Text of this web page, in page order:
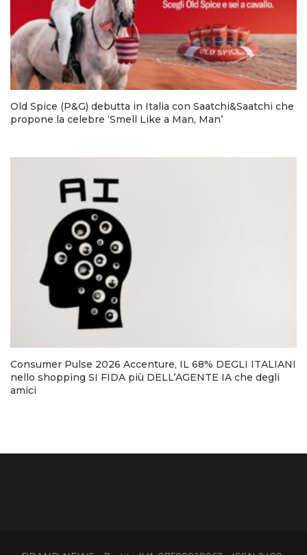
Old Spice (P&G) debutta in Italia con Saatchi&Saatchi che
propone la celebre ‘Smell Like a Man, Man’
Consumer Pulse 2026 Accenture, IL 68% DEGLI ITALIANI
nello shopping SI FIDA più DELL’AGENTE IA che degli
amici